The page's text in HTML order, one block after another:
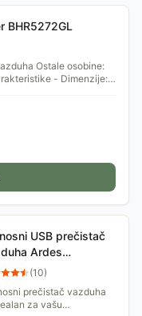
BHR5272GL
Ostale osobine:
USB prečistač
Ardes
(10)
prečistač vazduha
za vašu